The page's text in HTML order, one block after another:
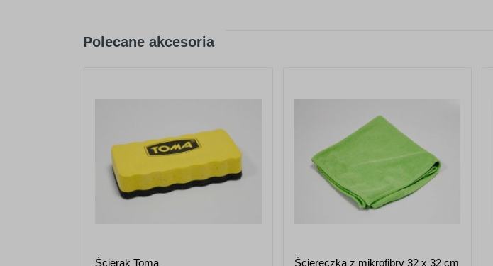
Polecane akcesoria
Ścierak Toma Ściereczka z mikrofibry 32 x 32 cm